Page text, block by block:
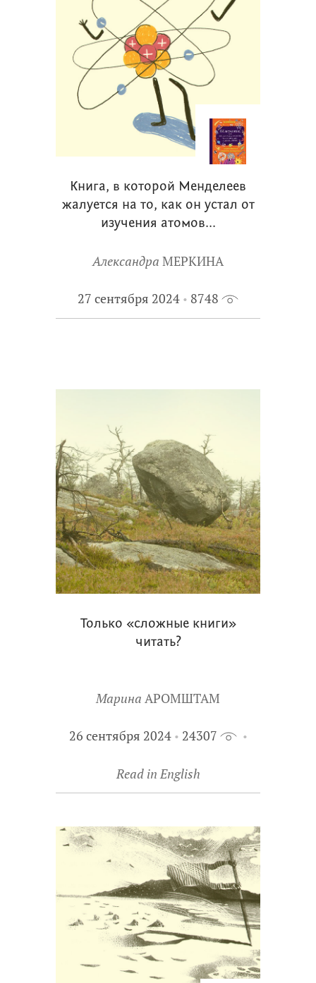
Книга, в которой Менделеев
жалуется на то, как он устал от
изучения атомов...
Александра МЕРКИНА
27 сентября 2024 8748
Только «сложные книги»
читать?
Марина АРОМШТАМ
26 сентября 2024 24307
Read in English